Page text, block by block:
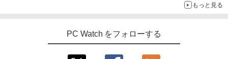
もっと見る
PC Watch をフォローする